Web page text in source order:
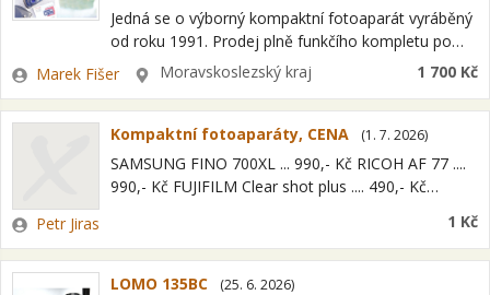
Jedná se o výborný kompaktní fotoaparát vyráběný
od roku 1991. Prodej plně funkčího kompletu po
film-testu s novými bateriami 2x CR123, originálním
pouzdrem a manuálem v NJ. Rozsah…
Zadavatel
Marek Fišer LokalitaMoravskoslezský kraj 1 700 Kč
Kompaktní fotoaparáty, CENA (1. 7. 2026)
SAMSUNG FINO 700XL ... 990,- Kč RICOH AF 77 ....
990,- Kč FUJIFILM Clear shot plus .... 490,- Kč
Zadavatel
Petr Jiras 1 Kč
LOMO 135BC (25. 6. 2026)